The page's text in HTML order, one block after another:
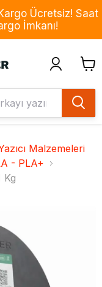
Ücretsiz! Saat
İmkanı!
Malzemeleri
- PLA+
Kg